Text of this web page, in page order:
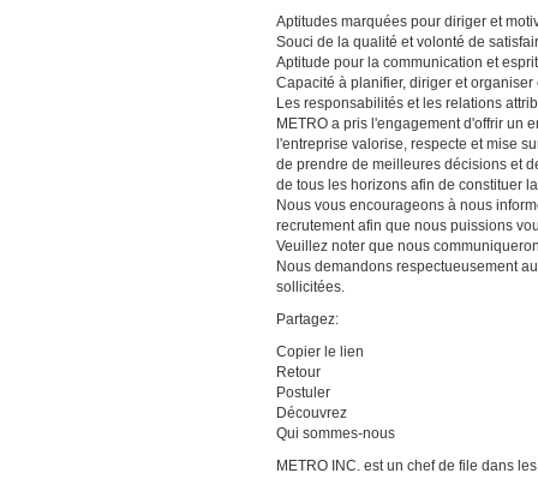
Aptitudes marquées pour diriger et
Souci de la qualité et volonté de
Aptitude pour la communication et
Capacité à planifier, diriger et
Les responsabilités et les relations
METRO a pris l'engagement d'offrir un
l'entreprise valorise, respecte et mise
de prendre de meilleures décisions et
de tous les horizons afin de constituer
Nous vous encourageons à nous
recrutement afin que nous puissions
Veuillez noter que nous
Nous demandons respectueusement
sollicitées.
Partagez:
Copier le lien
Retour
Postuler
Découvrez
Qui sommes-nous
METRO INC. est un chef de file dans